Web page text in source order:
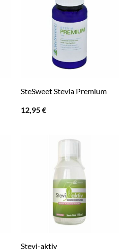
SteSweet Stevia Premium
12,95€
Stevi-aktiv